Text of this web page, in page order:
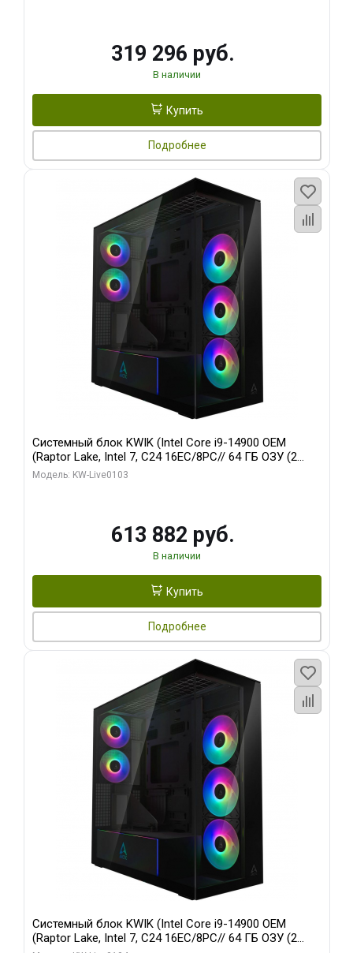
319 296 руб.
В наличии
Купить
Подробнее
Системный блок KWIK (Intel Core i9-14900 OEM
(Raptor Lake, Intel 7, C24 16EC/8PC// 64 ГБ ОЗУ (2
модуля)/ Afox RTX4090 24GB GDDR6X 384-Bit 3xDP
Модель: KW-Live0103
613 882 руб.
В наличии
Купить
Подробнее
Системный блок KWIK (Intel Core i9-14900 OEM
(Raptor Lake, Intel 7, C24 16EC/8PC// 64 ГБ ОЗУ (2